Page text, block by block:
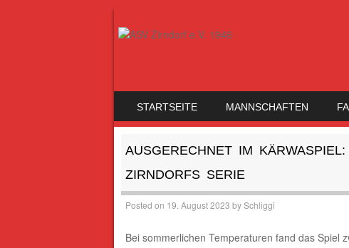
MENU
STARTSEITE MANNSCHAFTEN
AUSGERECHNET IM
ZIRNDORFS SERIE
Posted on 19. August 2023 bySchliggi
Bei sommerlichen Temperaturen fand das Spiel